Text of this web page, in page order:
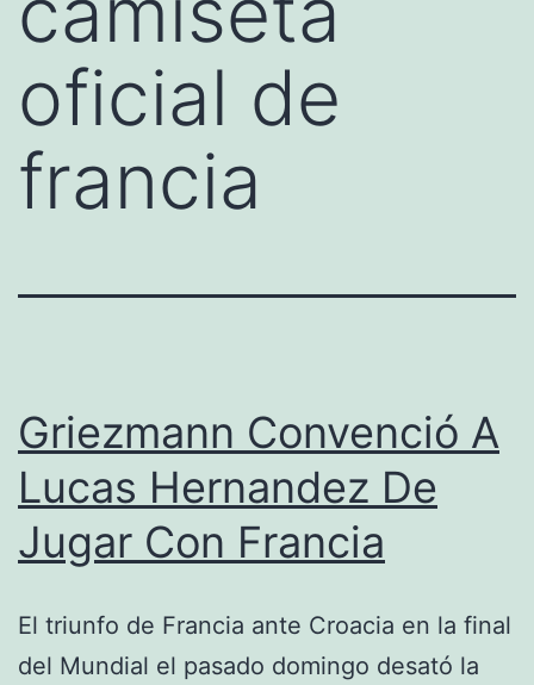
oficial de
francia
Griezmann Convenció A
Lucas Hernandez De
Jugar Con Francia
El triunfo de Francia ante Croacia en la final
del Mundial el pasado domingo desató la